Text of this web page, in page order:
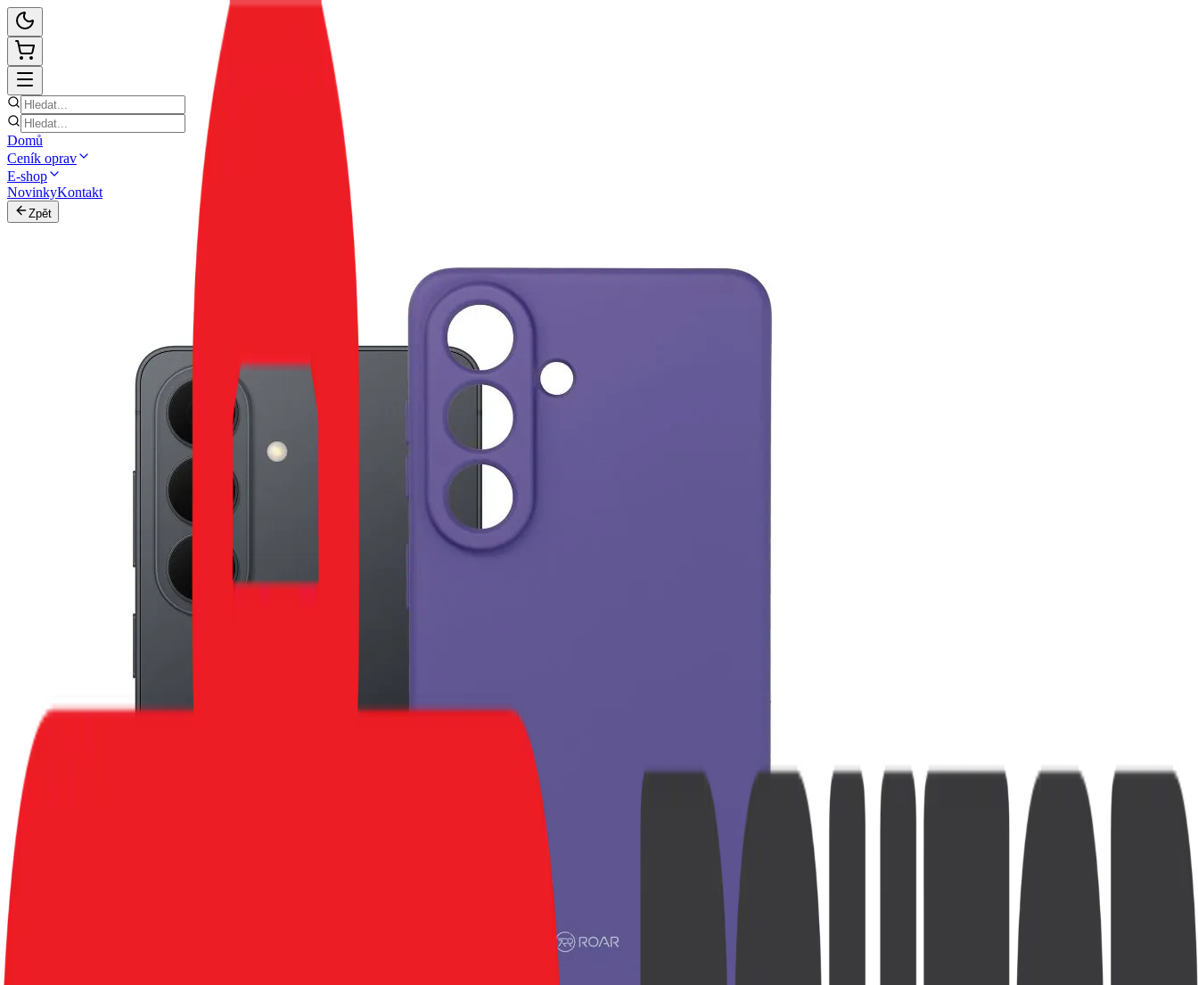
Domů
Ceník oprav
E-shop
NovinkyKontakt
Zpět